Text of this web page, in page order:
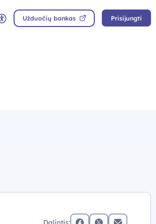
Neįgaliųjų rėžimas
Užduočių bankas Prisijungti